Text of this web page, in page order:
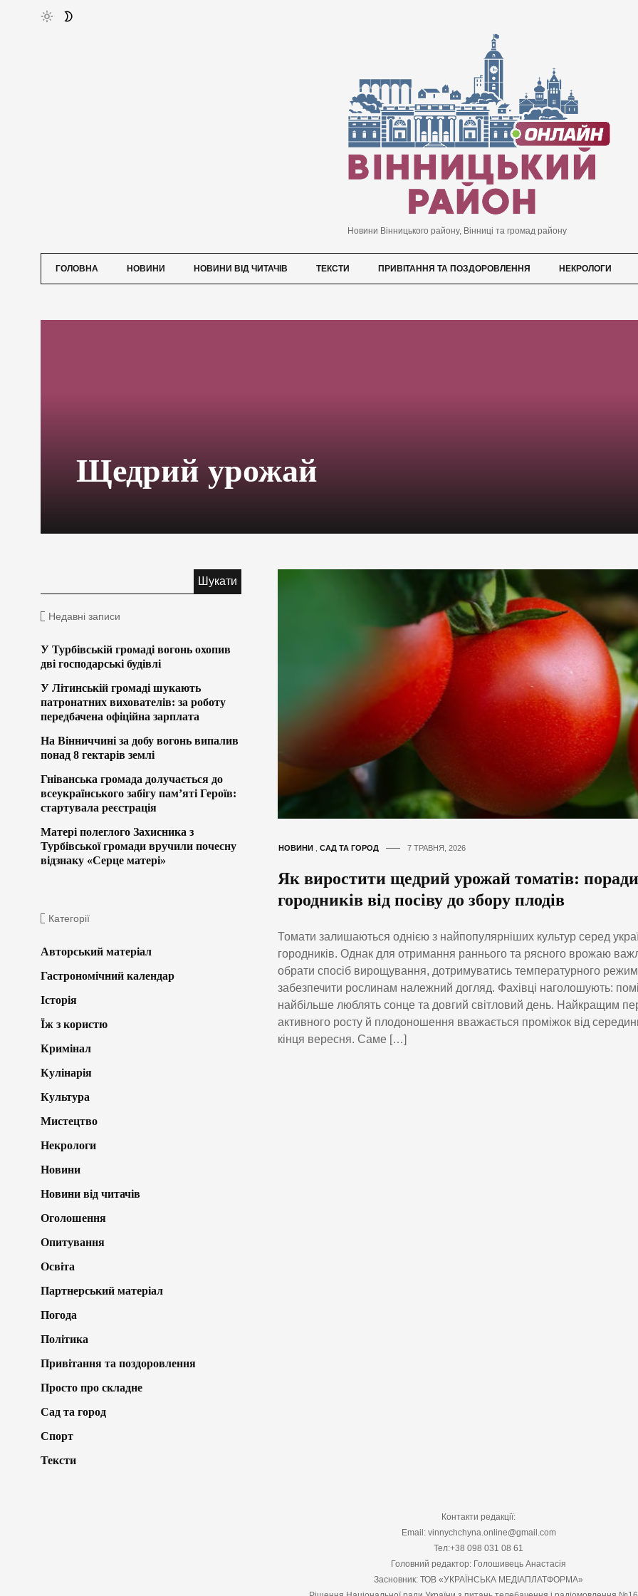
Новини Вінницького району, Вінниці та громад району
ГОЛОВНА НОВИНИ НОВИНИ ВІД ЧИТАЧІВ ТЕКСТИ ПРИВІТАННЯ ТА ПОЗДОРОВЛЕННЯ НЕКРОЛОГИ
Щедрий урожай
НОВИНИ, САД ТА ГОРОД 7 ТРАВНЯ, 2026
Як виростити щедрий урожай томатів:
городників від посіву до збору плодів
Томати залишаються однією з найпопулярніших культур серед
городників. Однак для отримання раннього та рясного врожаю
обрати спосіб вирощування, дотримуватись температурного
забезпечити рослинам належний догляд. Фахівці наголошують:
найбільше люблять сонце та довгий світловий день. Найкращим
активного росту й плодоношення вважається проміжок від
кінця вересня. Саме […]
Недавні записи
У Турбівській громаді вогонь охопив
дві господарські будівлі
У Літинській громаді шукають
патронатних вихователів: за роботу
передбачена офіційна зарплата
На Вінниччині за добу вогонь випалив
понад 8 гектарів землі
Гніванська громада долучається до
всеукраїнського забігу пам’яті Героїв:
стартувала реєстрація
Матері полеглого Захисника з
Турбівської громади вручили почесну
відзнаку «Серце матері»
Категорії
Авторський матеріал
Гастрономічний календар
Історія
Їж з користю
Кримінал
Кулінарія
Культура
Мистецтво
Некрологи
Новини
Новини від читачів
Оголошення
Опитування
Освіта
Партнерський матеріал
Погода
Політика
Привітання та поздоровлення
Просто про складне
Сад та город
Спорт
Тексти
Контакти редакції:
Email: vinnychchyna.online@gmail.com
Тел:+38 098 031 08 61
Головний редактор: Голошивець Анастасія
Засновник: ТОВ «УКРАЇНСЬКА МЕДІАПЛАТФОРМА»